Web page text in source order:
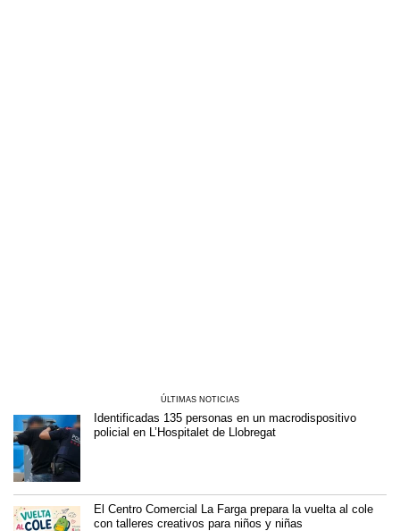
ÚLTIMAS NOTICIAS
Identificadas 135 personas en un macrodispositivo
policial en L’Hospitalet de Llobregat
El Centro Comercial La Farga prepara la vuelta al cole
con talleres creativos para niños y niñas